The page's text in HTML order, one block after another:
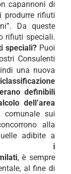
capannoni di
produrre rifiuti
Da queste
rifiuti speciali.
speciali? Puoi
Consulenti
una nuova
definibili
dell’area
comunale sui
alla
adibite a
i
, è sempre
al fine di